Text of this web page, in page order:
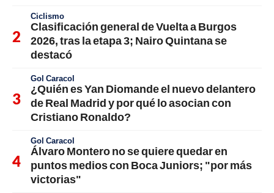
Ciclismo
Clasificación general de Vuelta a Burgos
2026, tras la etapa 3; Nairo Quintana se
destacó
Gol Caracol
¿Quién es Yan Diomande el nuevo delantero
de Real Madrid y por qué lo asocian con
Cristiano Ronaldo?
Gol Caracol
Álvaro Montero no se quiere quedar en
puntos medios con Boca Juniors; "por más
victorias"